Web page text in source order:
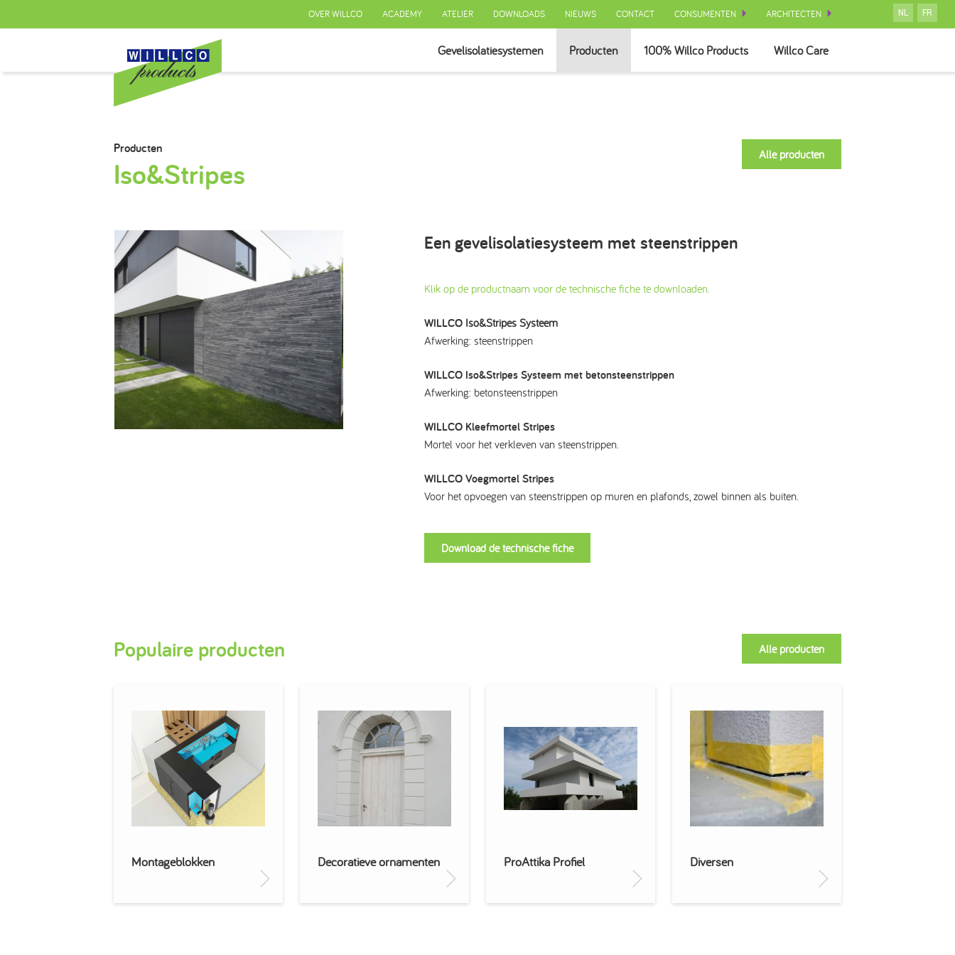
OVER WILLCO ACADEMY ATELIER DOWNLOADS NIEUWS CONTACT CONSUMENTEN ARCHITECTEN NL FR
Gevelisolatiesystemen Producten 100% Willco Products Willco Care
Producten
Iso&Stripes
Alle producten
Een gevelisolatiesysteem met steenstrippen
Klik op de productnaam voor de technische fiche te downloaden.
WILLCO Iso&Stripes Systeem
Afwerking: steenstrippen
WILLCO Iso&Stripes Systeem met betonsteenstrippen
Afwerking: betonsteenstrippen
WILLCO Kleefmortel Stripes
Mortel voor het verkleven van steenstrippen.
WILLCO Voegmortel Stripes
Voor het opvoegen van steenstrippen op muren en plafonds, zowel binnen als buiten.
Download de technische fiche
Populaire producten Alle producten
Montageblokken Decoratieve ornamenten ProAttika Profiel Diversen